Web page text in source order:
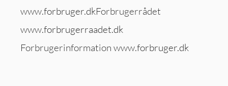
www.forbruger.dkForbrugerrådet
www.forbrugerraadet.dk
Forbrugerinformation www.forbruger.dk